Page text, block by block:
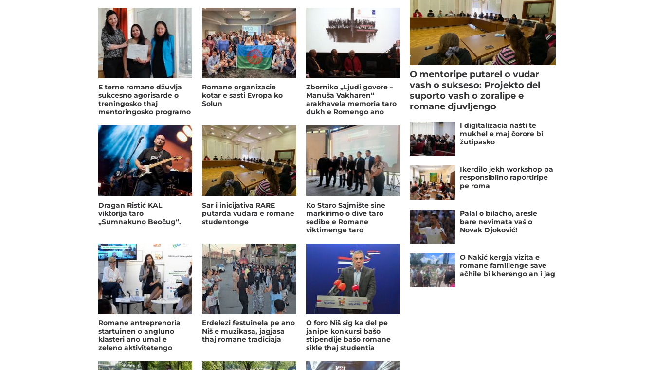
E terne romane džuvlja
sukcesno agorisarde o
treningosko thaj
mentoringosko programo
Romane organizacie
kotar e sasti Evropa ko
Solun
Zborniko „Ljudi govore –
Manuša Vakharen“
arakhavela memoria taro
dukh e Romengo ano
Dragan Ristić KAL
viktorija taro
„Sumnakuno Beočug“.
Sar i inicijativa RARE
putarda vudara e romane
studentonge
Ko Staro Sajmište sine
markirimo o dive taro
sedibe e Romane
viktimenge taro
O mentoripe putarel o vudar
vash o sukseso: Projekto del
suporto vash o zoralipe e
romane djuvljengo
I digitalizacia našti te
mukhel e maj čorore bi
žutipasko
Ikerdilo jekh workshop pa
responsibilno raportiripe
pe roma
Palal o bilaćho, aresle
bare nevimata vaś o
Novak Djoković!
O Nakić kergja vizita e
romane familienge save
ačhile bi kherengo an i jag
Romane antreprenoria
startuinen o angluno
klasteri ano umal e
zeleno aktivitetengo
Erdelezi festuinela pe ano
Niš e muzikasa, jagjasa
thaj romane tradiciaja
O foro Niš sig ka del pe
janipe konkursi bašo
stipendije bašo romane
sikle thaj studentia